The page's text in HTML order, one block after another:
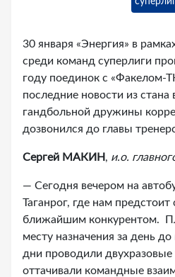
30 января «Энергия» в
среди команд суперлиги
году поединок с «Факелом-
последние новости из стана
гандбольной дружины
дозвонился до главы
Сергей МАКИН, и.о.
— Сегодня вечером на
Таганрог, где нам предстоит
ближайшим конкурентом.
месту назначения за день
дни проводили двухразовые
оттачивали командные